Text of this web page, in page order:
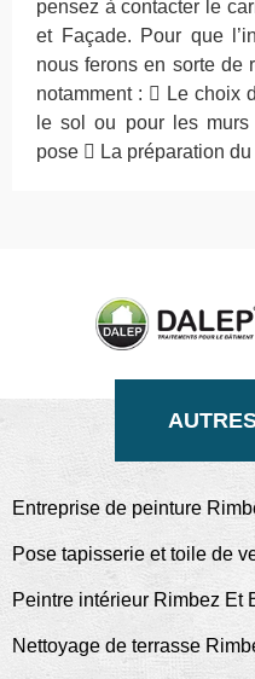
pensez à contacter le
et Façade. Pour que
nous ferons en sorte de
notamment :  Le choix
le sol ou pour les
pose  La préparation
Entreprise de peinture
Pose tapisserie et toile de
Peintre intérieur Rimbez Et
Nettoyage de terrasse